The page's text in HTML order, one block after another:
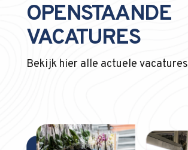
OPENSTAANDE
VACATURES
Bekijk hier alle actuele vacatures